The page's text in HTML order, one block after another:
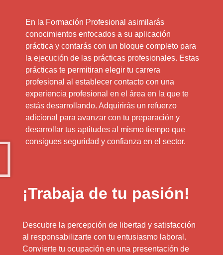
En la Formación Profesional asimilarás
conocimientos enfocados a su aplicación
práctica y contarás con un bloque completo para
la ejecución de las prácticas profesionales. Estas
prácticas te permitiran elegir tu carrera
profesional al establecer contacto con una
experiencia profesional en el área en la que te
estás desarrollando. Adquirirás un refuerzo
adicional para avanzar con tu preparación y
desarrollar tus aptitudes al mismo tiempo que
consigues seguridad y confianza en el sector.
¡Trabaja de tu pasión!
Descubre la percepción de libertad y satisfacción
al responsabilizarte con tu entusiasmo laboral.
Convierte tu ocupación en una presentación de